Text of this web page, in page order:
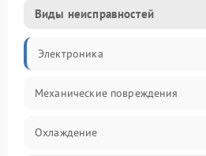
Виды неисправностей
Электроника
Механические повреждения
Охлаждение